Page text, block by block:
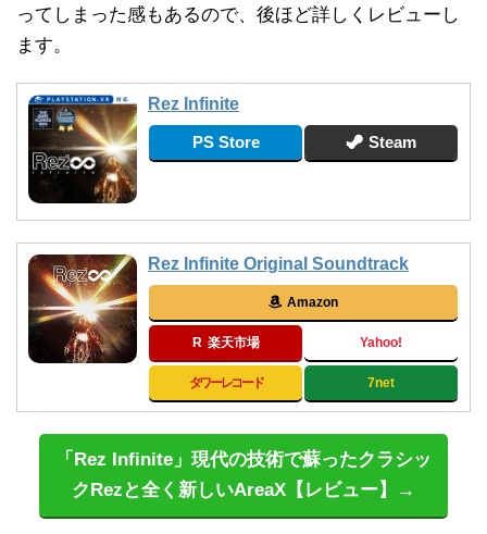
ってしまった感もあるので、後ほど詳しくレビューし
ます。
Rez Infinite
PS Store Steam
Rez Infinite Original Soundtrack
Amazon
楽天市場 Yahoo!
タワーレコード 7net
「Rez Infinite」現代の技術で蘇ったクラシッ
クRezと全く新しいAreaX【レビュー】→